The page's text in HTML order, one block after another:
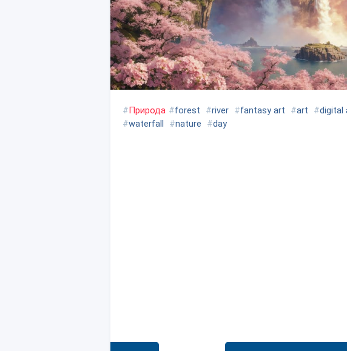
#Природа #forest #river #fantasy art #art #digital
#waterfall #nature #day